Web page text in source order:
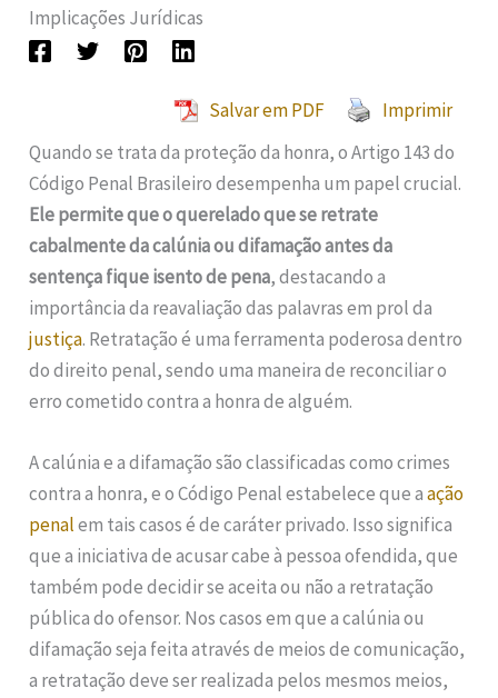
Implicações Jurídicas
Salvar em PDF
Imprimir
Quando se trata da proteção da honra, o Artigo 143 do
Código Penal Brasileiro desempenha um papel crucial.
Ele permite que o querelado que se retrate
cabalmente da calúnia ou difamação antes da
sentença fique isento de pena, destacando a
importância da reavaliação das palavras em prol da
justiça. Retratação é uma ferramenta poderosa dentro
do direito penal, sendo uma maneira de reconciliar o
erro cometido contra a honra de alguém.
A calúnia e a difamação são classificadas como crimes
contra a honra, e o Código Penal estabelece que aação
penalem tais casos é de caráter privado. Isso significa
que a iniciativa de acusar cabe à pessoa ofendida, que
também pode decidir se aceita ou não a retratação
pública do ofensor. Nos casos em que a calúnia ou
difamação seja feita através de meios de comunicação,
a retratação deve ser realizada pelos mesmos meios,